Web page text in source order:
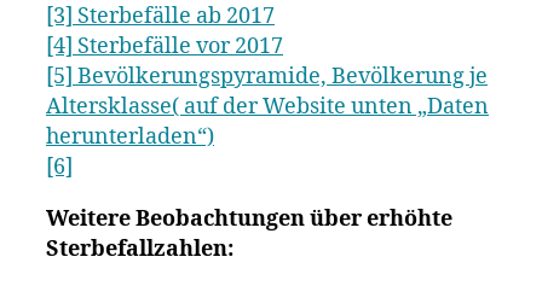
[3] Sterbefälle ab 2017
[4] Sterbefälle vor 2017
[5] Bevölkerungspyramide, Bevölkerung je
Altersklasse( auf der Website unten „Daten
herunterladen“)
[6]
Weitere Beobachtungen über erhöhte
Sterbefallzahlen: